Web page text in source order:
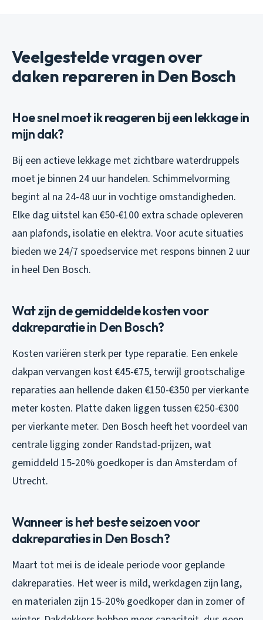
Veelgestelde vragen over
daken repareren in Den Bosch
Hoe snel moet ik reageren bij een lekkage in
mijn dak?
Bij een actieve lekkage met zichtbare waterdruppels
moet je binnen 24 uur handelen. Schimmelvorming
begint al na 24-48 uur in vochtige omstandigheden.
Elke dag uitstel kan €50-€100 extra schade opleveren
aan plafonds, isolatie en elektra. Voor acute situaties
bieden we 24/7 spoedservice met respons binnen 2 uur
in heel Den Bosch.
Wat zijn de gemiddelde kosten voor
dakreparatie in Den Bosch?
Kosten variëren sterk per type reparatie. Een enkele
dakpan vervangen kost €45-€75, terwijl grootschalige
reparaties aan hellende daken €150-€350 per vierkante
meter kosten. Platte daken liggen tussen €250-€300
per vierkante meter. Den Bosch heeft het voordeel van
centrale ligging zonder Randstad-prijzen, wat
gemiddeld 15-20% goedkoper is dan Amsterdam of
Utrecht.
Wanneer is het beste seizoen voor
dakreparaties in Den Bosch?
Maart tot mei is de ideale periode voor geplande
dakreparaties. Het weer is mild, werkdagen zijn lang,
en materialen zijn 15-20% goedkoper dan in zomer of